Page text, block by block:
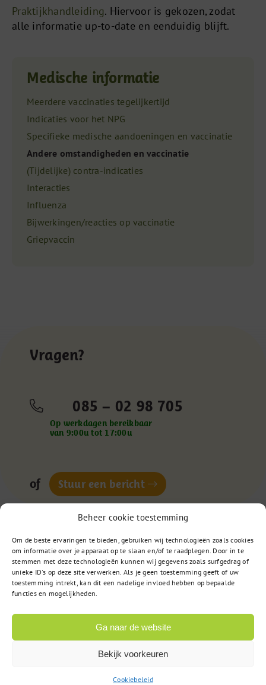
Beheer cookie toestemming
Om de beste ervaringen te bieden, gebruiken wij technologieën zoals cookies
om informatie over je apparaat op te slaan en/of te raadplegen. Door in te
stemmen met deze technologieën kunnen wij gegevens zoals surfgedrag of
unieke ID's op deze site verwerken. Als je geen toestemming geeft of uw
toestemming intrekt, kan dit een nadelige invloed hebben op bepaalde
functies en mogelijkheden.
Ga naar de website
Bekijk voorkeuren
Cookiebeleid
Praktijkhandleiding. Hiervoor is gekozen, zodat
alle informatie up-to-date en eenduidig blijft.
Medische informatie
Meerdere vaccinaties tegelijkertijd
Indicaties voor het NPG
Specifieke medische aandoeningen en vaccinatie
Andere omstandigheden en vaccinatie
(Tijdelijke) contra-indicaties
Interacties
Influenza
Bijwerkingen/reacties op vaccinatie
Griepvaccin
Vragen?
085 – 02 98 705
Op werkdagen bereikbaar
van 9:00u tot 17:00u
of Stuur een bericht